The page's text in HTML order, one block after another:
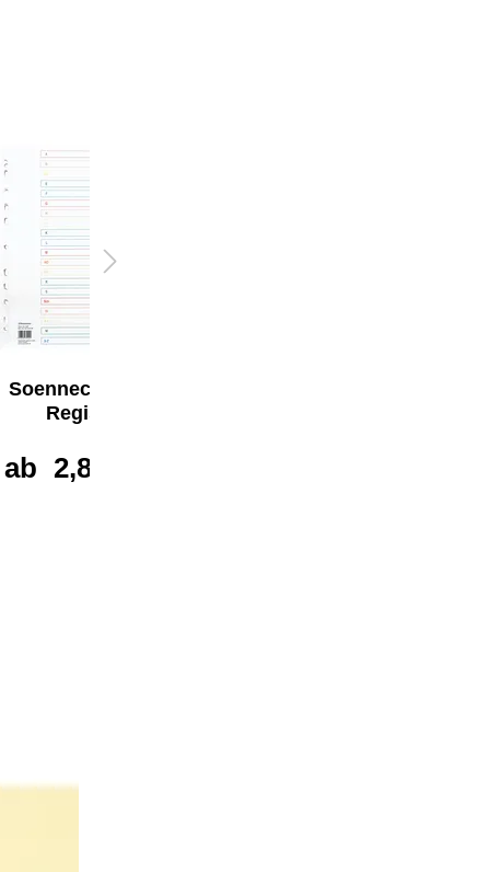
Soennecken A-Z
Register
ab 2,87 €*